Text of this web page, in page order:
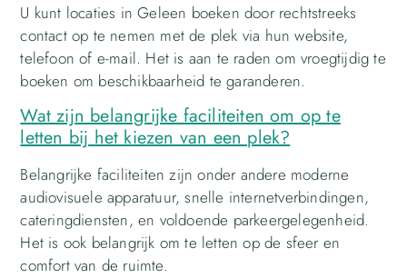
U kunt locaties in Geleen boeken door rechtstreeks
contact op te nemen met de plek via hun website,
telefoon of e-mail. Het is aan te raden om vroegtijdig te
boeken om beschikbaarheid te garanderen.
Wat zijn belangrijke faciliteiten om op te
letten bij het kiezen van een plek?
Belangrijke faciliteiten zijn onder andere moderne
audiovisuele apparatuur, snelle internetverbindingen,
cateringdiensten, en voldoende parkeergelegenheid.
Het is ook belangrijk om te letten op de sfeer en
comfort van de ruimte.